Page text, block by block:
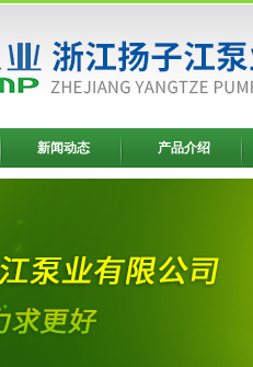
新闻动态 产品介绍